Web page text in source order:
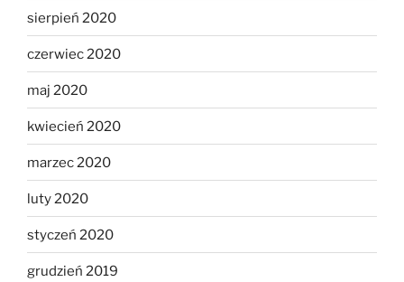
sierpień 2020
czerwiec 2020
maj 2020
kwiecień 2020
marzec 2020
luty 2020
styczeń 2020
grudzień 2019